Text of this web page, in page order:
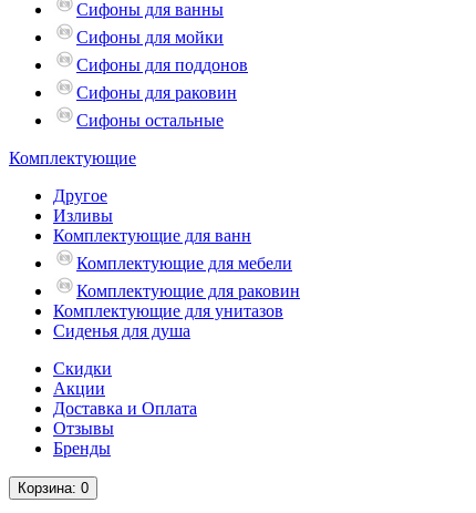
Сифоны для ванны
Сифоны для мойки
Сифоны для поддонов
Сифоны для раковин
Сифоны остальные
Комплектующие
Другое
Изливы
Комплектующие для ванн
Комплектующие для мебели
Комплектующие для раковин
Комплектующие для унитазов
Сиденья для душа
Скидки
Акции
Доставка и Оплата
Отзывы
Бренды
Корзина: 0